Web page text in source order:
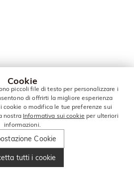
Cookie
piccoli file di testo per personalizzare i
di offrirti la migliore esperienza
cookie o modifica le tue preferenze sui
nostra Informativa sui cookie per ulteriori
informazioni.
Cookie
tutti i cookie